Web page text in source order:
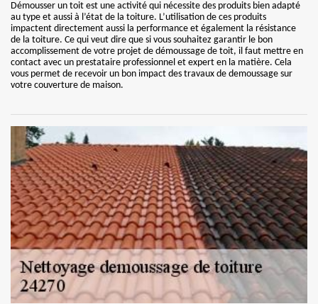
Démousser un toit est une activité qui nécessite des produits bien adapté
au type et aussi à l’état de la toiture. L’utilisation de ces produits
impactent directement aussi la performance et également la résistance
de la toiture. Ce qui veut dire que si vous souhaitez garantir le bon
accomplissement de votre projet de démoussage de toit, il faut mettre en
contact avec un prestataire professionnel et expert en la matière. Cela
vous permet de recevoir un bon impact des travaux de demoussage sur
votre couverture de maison.